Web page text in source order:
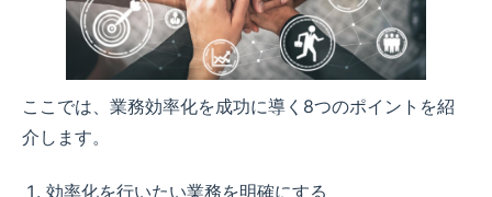
ここでは、業務効率化を成功に導く8つのポイントを紹
介します。
効率化を行いたい業務を明確にする